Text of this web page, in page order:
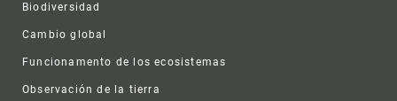
Biodiversidad
Cambio global
Funcionamento de los ecosistemas
Observación de la tierra